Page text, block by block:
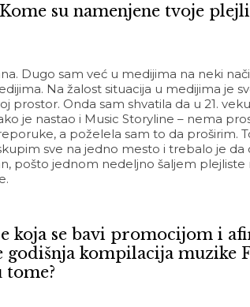
su namenjene tvoje
Dugo sam već u medijima na neki
Na žalost situacija u medijima je
prostor. Onda sam shvatila da u 21.
je nastao i Music Storyline – nema
a poželela sam to da proširim.
sve na jedno mesto i trebalo je da
pošto jednom nedeljno šaljem
koja se bavi promocijom i
kompilacija muzike
tome?